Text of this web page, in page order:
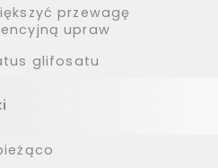
przewagę
upraw
glifosatu